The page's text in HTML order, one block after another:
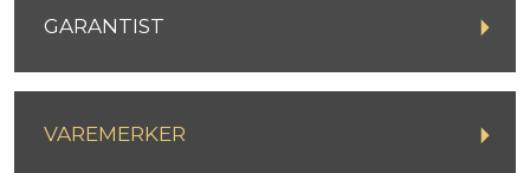
GARANTIST
VAREMERKER